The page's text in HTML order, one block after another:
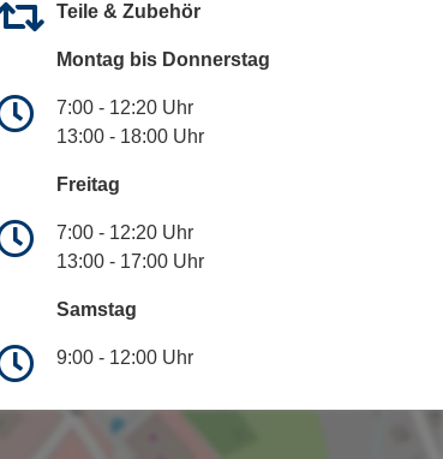
Teile & Zubehör
Montag bis Donnerstag
7:00 - 12:20 Uhr
13:00 - 18:00 Uhr
Freitag
7:00 - 12:20 Uhr
13:00 - 17:00 Uhr
Samstag
9:00 - 12:00 Uhr